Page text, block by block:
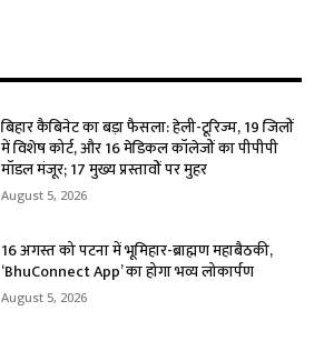
बिहार कैबिनेट का बड़ा फैसला: हेली-टूरिज्म, 19 जिलों
में विशेष कोर्ट, और 16 मेडिकल कॉलेजों का पीपीपी
मॉडल मंजूर; 17 मुख्य प्रस्तावों पर मुहर
August 5, 2026
16 अगस्त को पटना में भूमिहार-ब्राह्मण महाबैठकी,
‘BhuConnect App’ का होगा भव्य लोकार्पण
August 5, 2026